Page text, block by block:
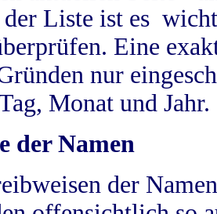
Liste ist es
Eine
nur
Monat und Jahr.
der Namen
der